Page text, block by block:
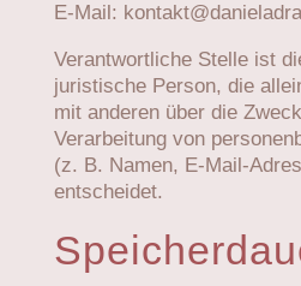
E-Mail:
Verantwortliche Stelle ist
juristische Person, die
mit anderen über die
Verarbeitung von
(z. B. Namen, E-Mail-
entscheidet.